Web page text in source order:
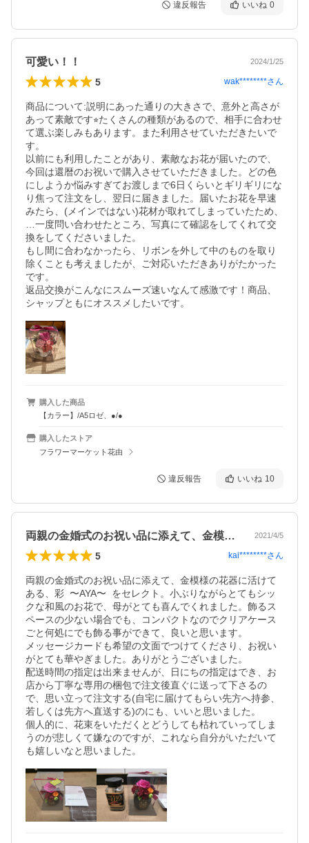
違反報告 いいね 0
可愛い！！ 2024/1/25
5 wak********さん
商品について:説明にあった通りの大きさで、意外と高さが
あって素敵です⭐︎たくさんの種類があるので、相手に合わせ
て選ぶ楽しみもあります。また利用させていただきたいで
す。
以前にも利用したことがあり、素敵なお花が届いたので、
今回は還暦のお祝いで購入させていただきました。どの色
にしようか悩みすぎてお渡しまで6日くらいとギリギリにな
り焦って注文をし、翌日に届きました。届いたお花を早速
みたら、(メインではない)花材が取れてしまっていたため、
…一度問い合わせたところ、写真にて確認をしてくれて交
換をしてくださいました。
もし間に合わなかったら、リボンを外して中のものを取り
除くことも考えましたが、ご対応いただきありがたかった
です。
返品交換がこんなにスムーズ速いなんて感激です！商品、
シャップともにオススメしたいです。
購入した商品
【カラー】/A5ロゼ、●/●
購入したストア
フラワーマーケット花由
違反報告 いいね 10
両親の金婚式のお祝い品に添えて、金模様… 2021/4/5
5 kai********さん
両親の金婚式のお祝い品に添えて、金模様の花器に活けて
ある、彩  〜AYA〜  をセレクト。小ぶりながらとてもシッ
クな和風のお花で、母がとても喜んでくれました。飾るス
ペースの少ない場合でも、コンパクトなのでクリアケース
ごと何処にでも飾る事ができて、良いと思います。
メッセージカードも希望の文面でつけてくださり、お祝い
がとても華やぎました。ありがとうございました。
配送時間の指定は出来ませんが、日にちの指定はでき、お
店から丁寧な専用の梱包で注文後直ぐに送って下さるの
で、思い立って注文する(自宅に届けてもらい先方へ持参、
若しくは先方へ直送する)のにも、いいと思いました。
個人的に、花束をいただくとどうしても枯れていってしま
うのが悲しくて嫌なのですが、これなら自分がいただいて
も嬉しいなと思いました。